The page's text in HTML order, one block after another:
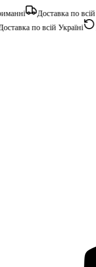
Доставка по всій
по всій Україні
14